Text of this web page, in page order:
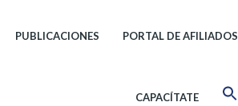
PUBLICACIONES PORTAL DE AFILIADOS
CAPACÍTATE